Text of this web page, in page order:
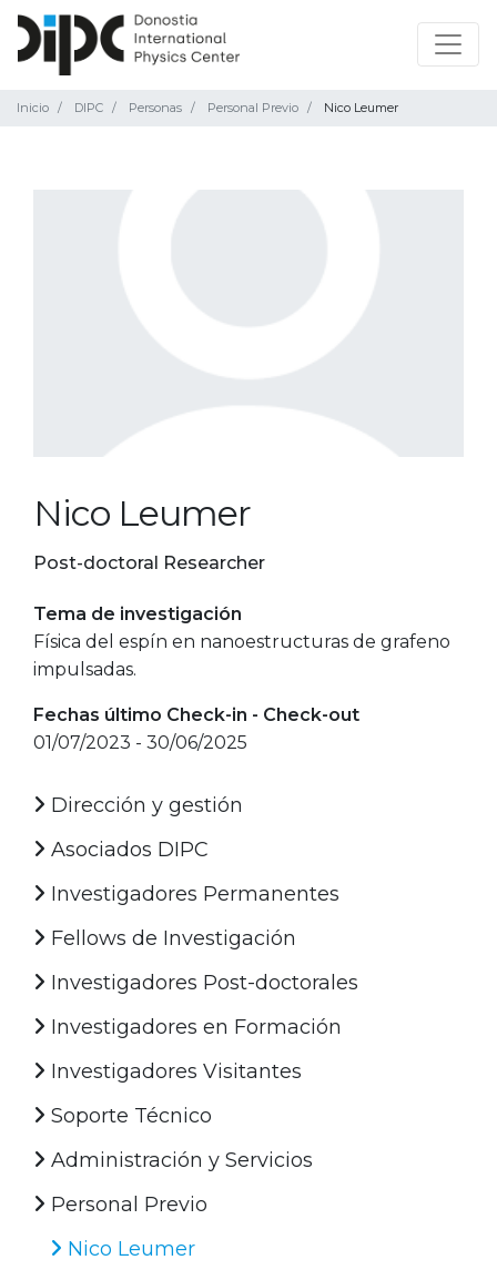
Inicio DIPC Personas Personal Previo Nico Leumer
Nico Leumer
Post-doctoral Researcher
Tema de investigación
Física del espín en nanoestructuras de grafeno
impulsadas.
Fechas último Check-in - Check-out
01/07/2023 - 30/06/2025
Dirección y gestión
Asociados DIPC
Investigadores Permanentes
Fellows de Investigación
Investigadores Post-doctorales
Investigadores en Formación
Investigadores Visitantes
Soporte Técnico
Administración y Servicios
Personal Previo
Nico Leumer